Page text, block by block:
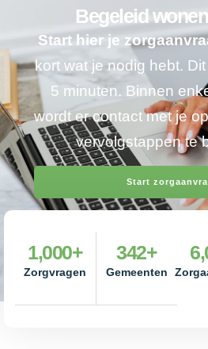
Begeleid
Start hier je
kort wat je nodig hebt.
5 minuten. Binnen
wordt er contact met je
vervolgstappen te
Start
Zorgvragen
1,000+
Gemeenten
342+